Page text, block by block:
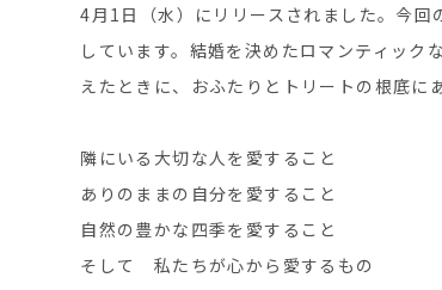
4月1日（水）にリリースされました。今
しています。結婚を決めたロマンティッ
えたときに、おふたりとトリートの根底に
隣にいる大切な人を愛すること
ありのままの自分を愛すること
自然の豊かな四季を愛すること
そして 私たちが心から愛するもの